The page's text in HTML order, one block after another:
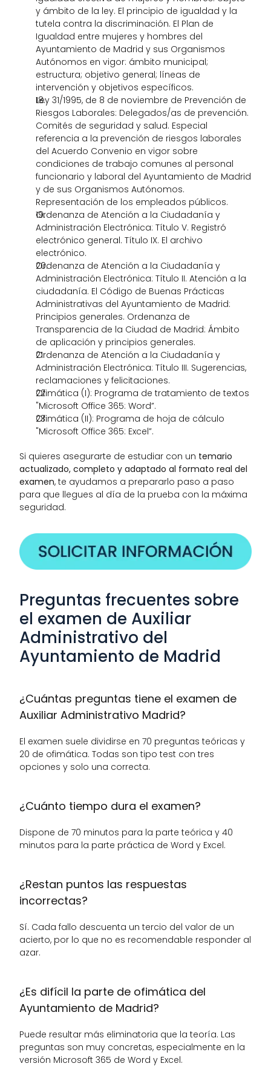
y ámbito de la ley. El principio de igualdad y la
tutela contra la discriminación. El Plan de
Igualdad entre mujeres y hombres del
Ayuntamiento de Madrid y sus Organismos
Autónomos en vigor: ámbito municipal;
estructura; objetivo general; líneas de
intervención y objetivos específicos.
Ley 31/1995, de 8 de noviembre de Prevención de
Riesgos Laborales: Delegados/as de prevención.
Comités de seguridad y salud. Especial
referencia a la prevención de riesgos laborales
del Acuerdo Convenio en vigor sobre
condiciones de trabajo comunes al personal
funcionario y laboral del Ayuntamiento de Madrid
y de sus Organismos Autónomos.
Representación de los empleados públicos.
Ordenanza de Atención a la Ciudadanía y
Administración Electrónica: Título V. Registró
electrónico general. Título IX. El archivo
electrónico.
Ordenanza de Atención a la Ciudadanía y
Administración Electrónica: Título II. Atención a la
ciudadanía. El Código de Buenas Prácticas
Administrativas del Ayuntamiento de Madrid:
Principios generales. Ordenanza de
Transparencia de la Ciudad de Madrid: Ámbito
de aplicación y principios generales.
Ordenanza de Atención a la Ciudadanía y
Administración Electrónica: Título III. Sugerencias,
reclamaciones y felicitaciones.
Ofimática (I): Programa de tratamiento de textos
"Microsoft Office 365: Word”.
Ofimática (II): Programa de hoja de cálculo
"Microsoft Office 365: Excel”.
Si quieres asegurarte de estudiar con un temario
actualizado, completo y adaptado al formato real del
examen, te ayudamos a prepararlo paso a paso
para que llegues al día de la prueba con la máxima
seguridad.
Preguntas frecuentes sobre
el examen de Auxiliar
Administrativo del
Ayuntamiento de Madrid
¿Cuántas preguntas tiene el examen de
Auxiliar Administrativo Madrid?
El examen suele dividirse en 70 preguntas teóricas y
20 de ofimática. Todas son tipo test con tres
opciones y solo una correcta.
¿Cuánto tiempo dura el examen?
Dispone de 70 minutos para la parte teórica y 40
minutos para la parte práctica de Word y Excel.
¿Restan puntos las respuestas
incorrectas?
Sí. Cada fallo descuenta un tercio del valor de un
acierto, por lo que no es recomendable responder al
azar.
¿Es difícil la parte de ofimática del
Ayuntamiento de Madrid?
Puede resultar más eliminatoria que la teoría. Las
preguntas son muy concretas, especialmente en la
versión Microsoft 365 de Word y Excel.